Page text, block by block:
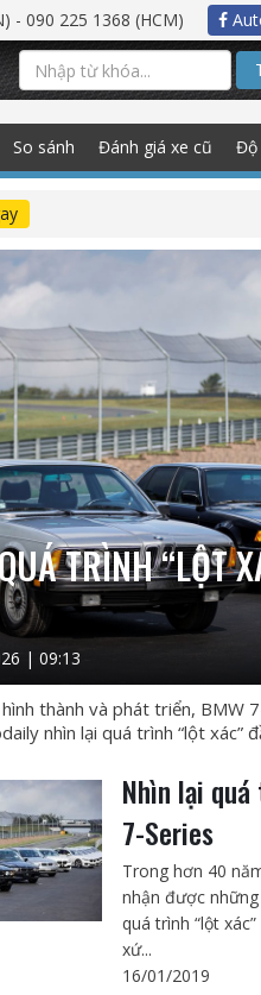
- 090 225 1368 (HCM)
So sánh Đánh giá xe cũ Độ
TRÌNH “LỘT
| 09:13
thành và phát triển, BMW
nhìn lại quá trình “lột
Nhìn lại
7-Series
Trong hơn 40
nhận được
quá trình “lột
xứ...
16/01/2019